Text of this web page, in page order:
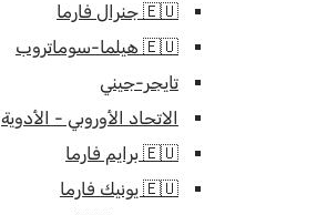
🇪🇺 جنرال فارما
🇪🇺 هيلما-سوماتروب
تايجر-جيني
الاتحاد الأوروبي - الأدوية
🇪🇺 برايم فارما
🇪🇺 يونيك فارما